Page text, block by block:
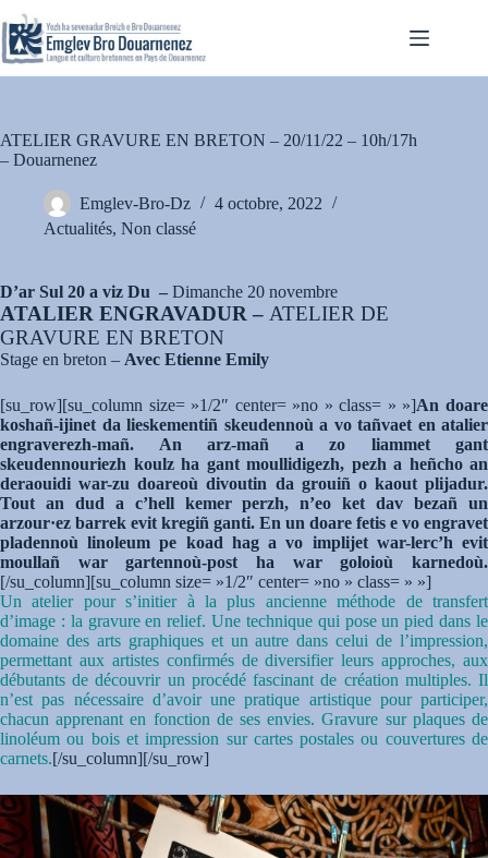
au
contenu
ATELIER GRAVURE EN BRETON – 20/11/22 – 10h/17h
– Douarnenez
Emglev-Bro-Dz
4 octobre, 2022
Actualités, Non classé
D’ar Sul 20 a viz Du – Dimanche 20 novembre
ATALIER ENGRAVADUR – ATELIER DE
GRAVURE EN BRETON
Stage en breton – Avec Etienne Emily
[su_row][su_column size= »1/2″ center= »no » class= » »]An doare
koshañ-ijinet da lieskementiñ skeudennoù a vo tañvaet en atalier
engraverezh-mañ. An arz-mañ a zo liammet gant
skeudennouriezh koulz ha gant moullidigezh, pezh a heñcho an
deraouidi war-zu doareoù divoutin da grouiñ o kaout plijadur.
Tout an dud a c’hell kemer perzh, n’eo ket dav bezañ un
arzour·ez barrek evit kregiñ ganti. En un doare fetis e vo engravet
pladennoù linoleum pe koad hag a vo implijet war-lerc’h evit
moullañ war gartennoù-post ha war goloioù karnedoù.
[/su_column][su_column size= »1/2″ center= »no » class= » »]
Un atelier pour s’initier à la plus ancienne méthode de transfert
d’image : la gravure en relief. Une technique qui pose un pied dans le
domaine des arts graphiques et un autre dans celui de l’impression,
permettant aux artistes confirmés de diversifier leurs approches, aux
débutants de découvrir un procédé fascinant de création multiples. Il
n’est pas nécessaire d’avoir une pratique artistique pour participer,
chacun apprenant en fonction de ses envies. Gravure sur plaques de
linoléum ou bois et impression sur cartes postales ou couvertures de
carnets.[/su_column][/su_row]